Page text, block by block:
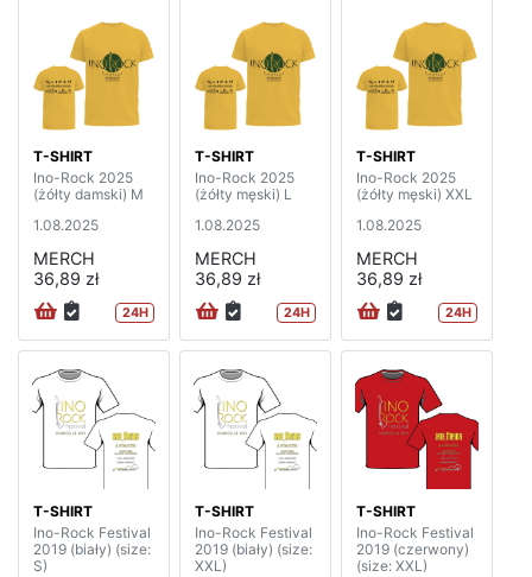
T-SHIRT
Ino-Rock 2025
(żółty damski) M
1.08.2025
MERCH
36,89 zł
24H
T-SHIRT
Ino-Rock 2025
(żółty męski) L
1.08.2025
MERCH
36,89 zł
24H
T-SHIRT
Ino-Rock 2025
(żółty męski) XXL
1.08.2025
MERCH
36,89 zł
24H
T-SHIRT
Ino-Rock Festival
2019 (biały) (size:
S)
T-SHIRT
Ino-Rock Festival
2019 (biały) (size:
XXL)
T-SHIRT
Ino-Rock Festival
2019 (czerwony)
(size: XXL)